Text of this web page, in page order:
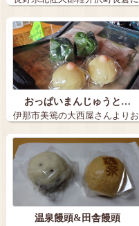
ある「軽井沢…
おっぱいまんじゅうと…
伊那市美篶の大西屋さんよりお
っぱいまんじ…
温泉饅頭&田舎饅頭